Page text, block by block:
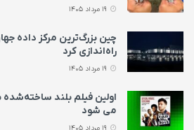
راه‌اندازی کرد
اولین فیلم بلند
می‌ شود